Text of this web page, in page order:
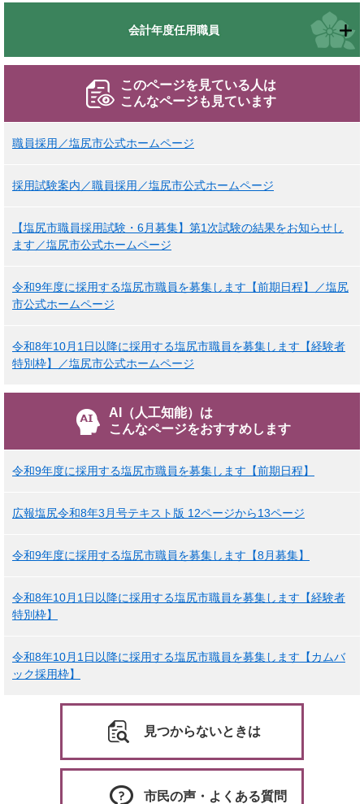
会計年度任用職員
このページを見ている人は
こんなページも見ています
職員採用／塩尻市公式ホームページ
採用試験案内／職員採用／塩尻市公式ホームページ
【塩尻市職員採用試験・6月募集】第1次試験の結果をお知らせし
ます／塩尻市公式ホームページ
令和9年度に採用する塩尻市職員を募集します【前期日程】／塩尻
市公式ホームページ
令和8年10月1日以降に採用する塩尻市職員を募集します【経験者
特別枠】／塩尻市公式ホームページ
AI（人工知能）は
こんなページをおすすめします
令和9年度に採用する塩尻市職員を募集します【前期日程】
広報塩尻令和8年3月号テキスト版 12ページから13ページ
令和9年度に採用する塩尻市職員を募集します【8月募集】
令和8年10月1日以降に採用する塩尻市職員を募集します【経験者
特別枠】
令和8年10月1日以降に採用する塩尻市職員を募集します【カムバ
ック採用枠】
見つからないときは
市民の声・よくある質問